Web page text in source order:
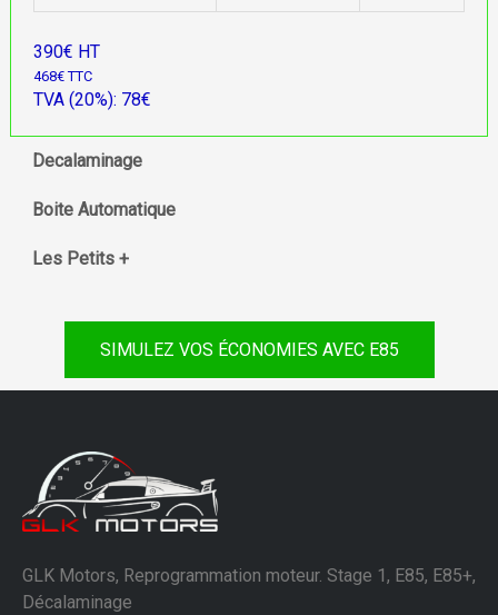
390€ HT
468€ TTC
TVA (20%): 78€
Decalaminage
Boite Automatique
Les Petits +
SIMULEZ VOS ÉCONOMIES AVEC E85
GLK Motors, Reprogrammation moteur. Stage 1, E85, E85+,
Décalaminage